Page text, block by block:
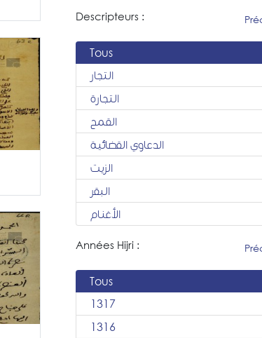
Descripteurs :
Tous
التجار
التجارة
القمح
الدعاوي القضائية
الزيت
البقر
الأغنام
Années Hijri :
Tous
1317
1316